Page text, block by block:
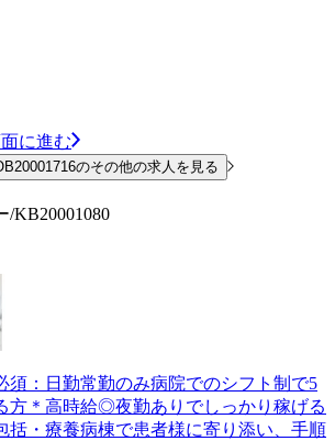
に進む
のその他の求人を見る
/KB20001080
須：日勤常勤のみ病院でのシフト制で5
方＊高時給◎夜勤ありでしっかり稼げる
・療養病棟で患者様に寄り添い、手順